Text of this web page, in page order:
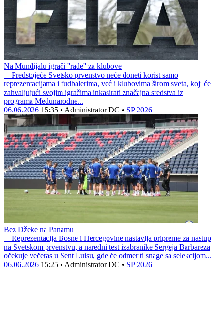
Na Mundijalu igrači ''rade'' za klubove
Predstojeće Svetsko prvenstvo neće doneti korist samo
reprezentacijama i fudbalerima, već i klubovima širom sveta, koji će
zahvaljujući svojim igračima inkasirati značajna sredstva iz
programa Međunarodne...
06.06.2026 15:35 • Administrator DC • SP 2026
Bez Džeke na Panamu
Reprezentacija Bosne i Hercegovine nastavlja pripreme za nastup
na Svetskom prvenstvu, a naredni test izabranike Sergeja Barbareza
očekuje večeras u Sent Luisu, gde će odmeriti snage sa selekcijom...
06.06.2026 15:25 • Administrator DC • SP 2026